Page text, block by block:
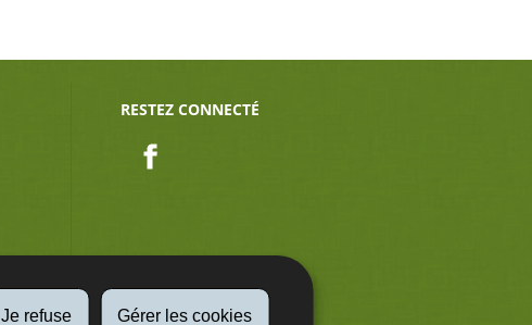
Je refuse Gérer les cookies
RESTEZ CONNECTÉ